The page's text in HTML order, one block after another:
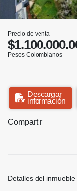
Precio de venta
Pesos Colombianos
Descargar
información
Compartir
Detalles del inmueble